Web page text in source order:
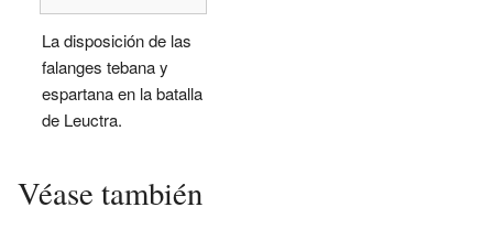
La disposición de las
falanges tebana y
espartana en la batalla
de Leuctra.
Véase también